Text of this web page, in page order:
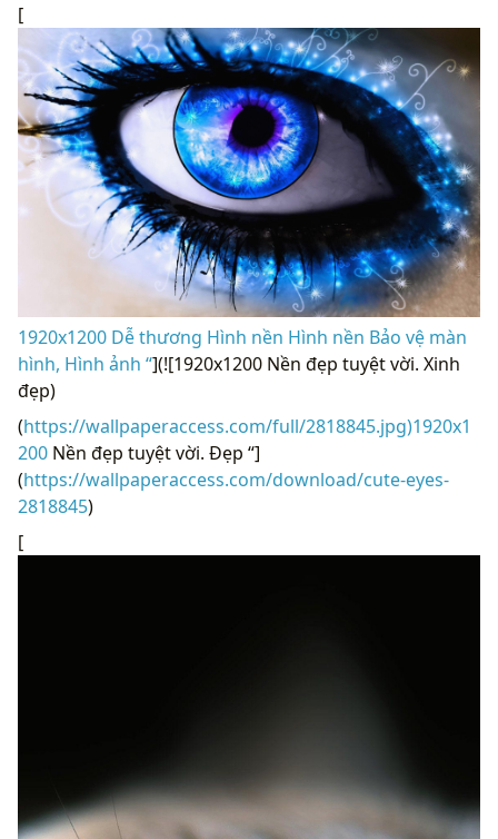
[
1920x1200 Dễ thương Hình nền Hình nền Bảo vệ màn
hình, Hình ảnh “](![1920x1200 Nền đẹp tuyệt vời. Xinh
đẹp)
(https://wallpaperaccess.com/full/2818845.jpg)1920x1
200 Nền đẹp tuyệt vời. Đẹp “]
(https://wallpaperaccess.com/download/cute-eyes-
2818845)
[